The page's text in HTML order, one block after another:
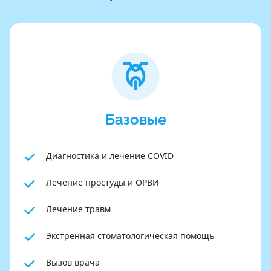
Базовые
Диагностика и лечение COVID
Лечение простуды и ОРВИ
Лечение травм
Экстренная стоматологическая помощь
Вызов врача